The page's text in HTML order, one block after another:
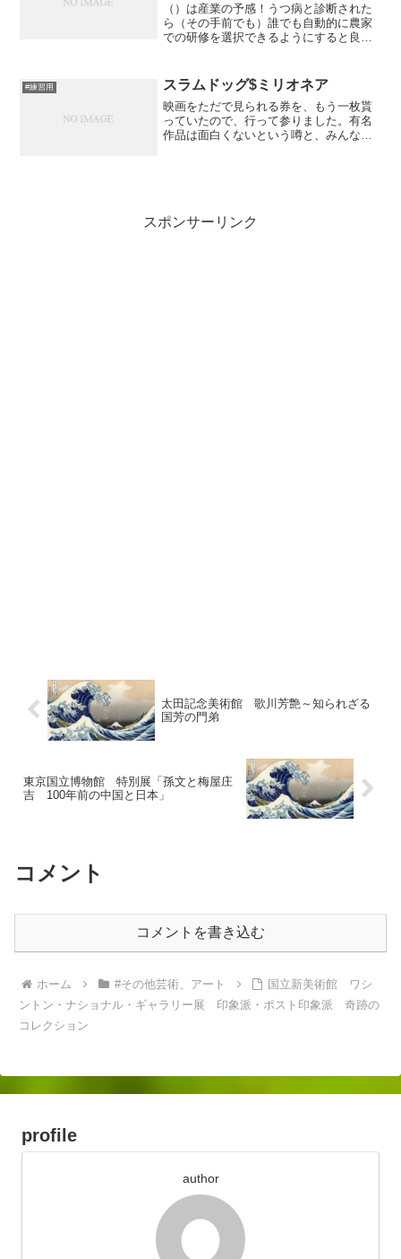
（）は産業の予感！うつ病と診断された
ら（その手前でも）誰でも自動的に農家
での研修を選択できるようにすると良い
の心身のためにももっと支援され、気軽
にできるようにするべきだ...
#練習用 スラムドッグ$ミリオネア
映画をただで見られる券を、もう一枚貰
っていたので、行って参りました。有名
作品は面白くないという噂と、みんなが
スポンサーリンク
太田記念美術館 歌川芳艶～知られざる
国芳の門弟
東京国立博物館 特別展「孫文と梅屋庄
吉 100年前の中国と日本」
コメント
コメントを書き込む
ホーム #その他芸術、アート
国立新美術館 ワシ
ントン・ナショナル・ギャラリー展 印象派・ポスト印象派 奇跡の
コレクション
profile
author